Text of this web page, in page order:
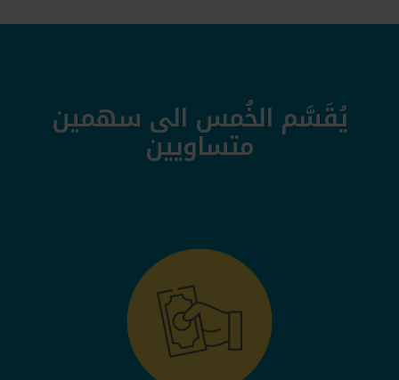
يُقَسَّم الخُمس الى سهمين
متساويين